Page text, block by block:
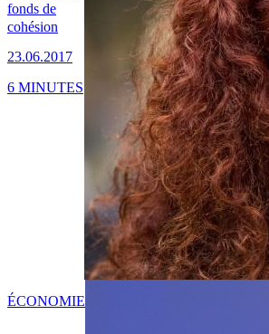
fonds de
cohésion
23.06.2017
6 MINUTES
ÉCONOMIE